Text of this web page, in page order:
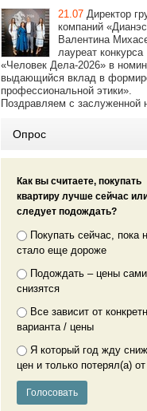
21.07 Директор
компаний
Валентина
лауреат конкурса
«Человек Дела-2026» в
выдающийся вклад в
профессиональной этики».
Поздравляем с заслуженной
Опрос
Как вы считаете, покупать
квартиру лучше сейчас
следует подождать?
Покупать сейчас, пока
стало еще дороже
Подождать – цены сами
снизятся
Все зависит от
варианта / цены
Я который год жду
цен и только потерял(а) от